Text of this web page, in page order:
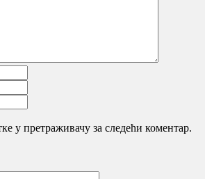
у претраживачу за следећи коментар.